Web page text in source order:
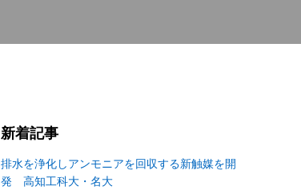
新着記事
排水を浄化しアンモニアを回収する新触媒を開
発 高知工科大・名大